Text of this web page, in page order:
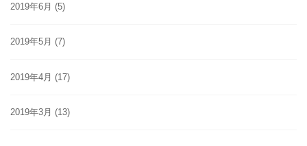
2019年6月 (5)
2019年5月 (7)
2019年4月 (17)
2019年3月 (13)